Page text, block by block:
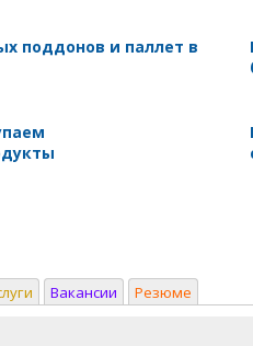
поддонов и паллет в
Вакансии Резюме